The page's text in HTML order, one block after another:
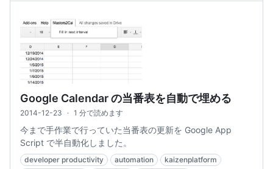
Google Calendar の当番表を自動で埋める
2014-12-23 · 1 分で読めます
今まで手作業で行っていた当番表の更新を Google App
Script で半自動化しました。
developer productivity automation
kaizenplatform